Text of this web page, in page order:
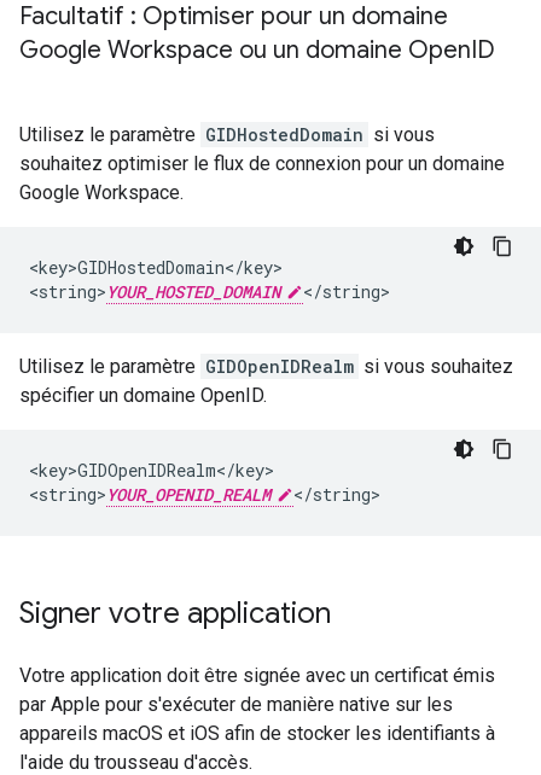
Facultatif : Optimiser pour un domaine
Google Workspace ou un domaine OpenID
Utilisez le paramètre GIDHostedDomain si vous
souhaitez optimiser le flux de connexion pour un domaine
Google Workspace.
<key>GIDHostedDomain</key>
<string> YOUR_HOSTED_DOMAIN </string>
Utilisez le paramètre GIDOpenIDRealm si vous souhaitez
spécifier un domaine OpenID.
<key>GIDOpenIDRealm</key>
<string> YOUR_OPENID_REALM </string>
Signer votre application
Votre application doit être signée avec un certificat émis
par Apple pour s'exécuter de manière native sur les
appareils macOS et iOS afin de stocker les identifiants à
l'aide du trousseau d'accès.